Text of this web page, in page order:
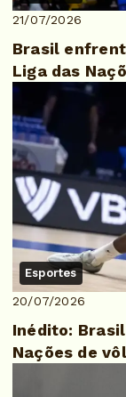
21/07/2026
Brasil
Liga das
Esportes
20/07/2026
Inédito:
Nações de